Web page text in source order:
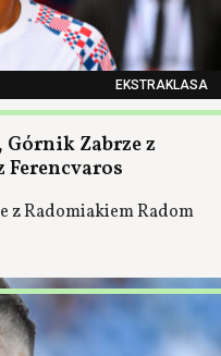
EKSTRAKLASA
Górnik Zabrze z
Ferencvaros
z Radomiakiem Radom